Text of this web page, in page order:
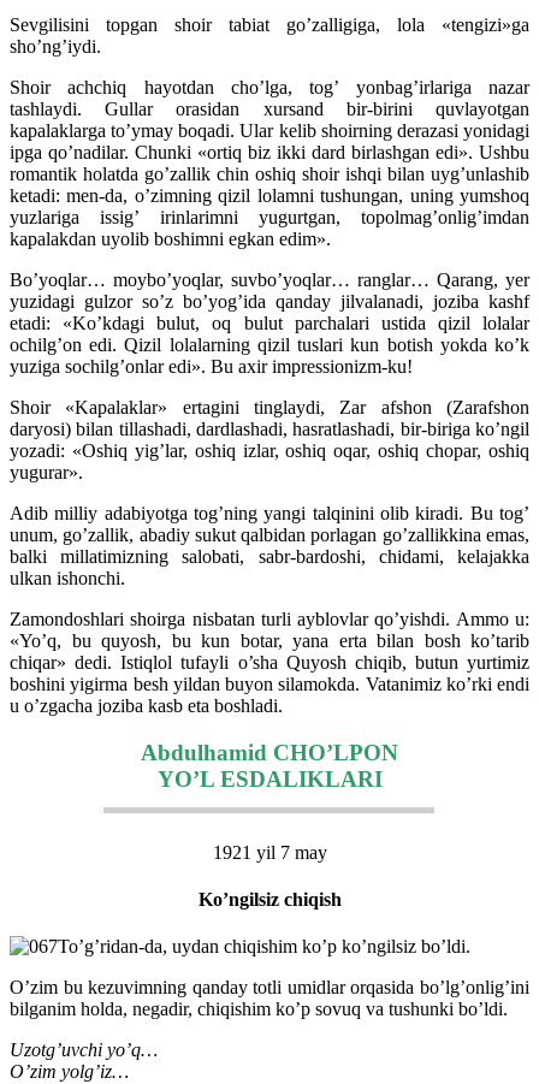
Sevgilisini topgan shoir tabiat go’zalligiga, lola «tengizi»ga
sho’ng’iydi.
Shoir achchiq hayotdan cho’lga, tog’ yonbag’irlariga nazar
tashlaydi. Gullar orasidan xursand bir-birini quvlayotgan
kapalaklarga to’ymay boqadi. Ular kelib shoirning derazasi yonidagi
ipga qo’nadilar. Chunki «ortiq biz ikki dard birlashgan edi». Ushbu
romantik holatda go’zallik chin oshiq shoir ishqi bilan uyg’unlashib
ketadi: men-da, o’zimning qizil lolamni tushungan, uning yumshoq
yuzlariga issig’ irinlarimni yugurtgan, topolmag’onlig’imdan
kapalakdan uyolib boshimni egkan edim».
Bo’yoqlar… moybo’yoqlar, suvbo’yoqlar… ranglar… Qarang, yer
yuzidagi gulzor so’z bo’yog’ida qanday jilvalanadi, joziba kashf
etadi: «Ko’kdagi bulut, oq bulut parchalari ustida qizil lolalar
ochilg’on edi. Qizil lolalarning qizil tuslari kun botish yokda ko’k
yuziga sochilg’onlar edi». Bu axir impressionizm-ku!
Shoir «Kapalaklar» ertagini tinglaydi, Zar afshon (Zarafshon
daryosi) bilan tillashadi, dardlashadi, hasratlashadi, bir-biriga ko’ngil
yozadi: «Oshiq yig’lar, oshiq izlar, oshiq oqar, oshiq chopar, oshiq
yugurar».
Adib milliy adabiyotga tog’ning yangi talqinini olib kiradi. Bu tog’
unum, go’zallik, abadiy sukut qalbidan porlagan go’zallikkina emas,
balki millatimizning salobati, sabr-bardoshi, chidami, kelajakka
ulkan ishonchi.
Zamondoshlari shoirga nisbatan turli ayblovlar qo’yishdi. Ammo u:
«Yo’q, bu quyosh, bu kun botar, yana erta bilan bosh ko’tarib
chiqar» dedi. Istiqlol tufayli o’sha Quyosh chiqib, butun yurtimiz
boshini yigirma besh yildan buyon silamokda. Vatanimiz ko’rki endi
u o’zgacha joziba kasb eta boshladi.
Abdulhamid CHO’LPON
YO’L ESDALIKLARI
1921 yil 7 may
Ko’ngilsiz chiqish
To’g’ridan-da, uydan chiqishim ko’p ko’ngilsiz bo’ldi.
O’zim bu kezuvimning qanday totli umidlar orqasida bo’lg’onlig’ini
bilganim holda, negadir, chiqishim ko’p sovuq va tushunki bo’ldi.
Uzotg’uvchi yo’q…
O’zim yolg’iz…